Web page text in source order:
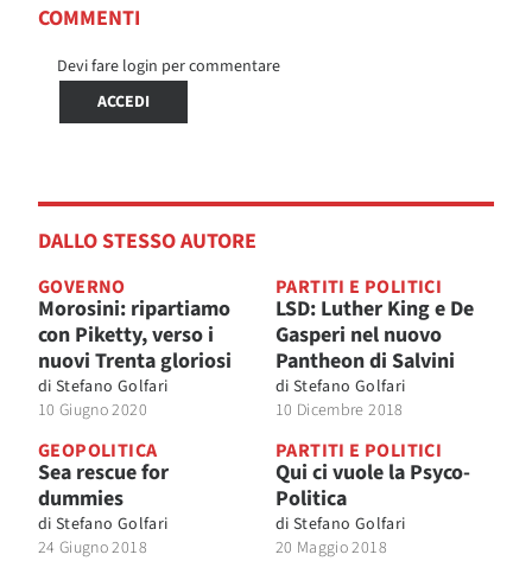
COMMENTI
Devi fare login per commentare
ACCEDI
DALLO STESSO AUTORE
GOVERNO
Morosini: ripartiamo
con Piketty, verso i
nuovi Trenta gloriosi
di Stefano Golfari
10 Giugno 2020
PARTITI E POLITICI
LSD: Luther King e De
Gasperi nel nuovo
Pantheon di Salvini
di Stefano Golfari
10 Dicembre 2018
GEOPOLITICA
Sea rescue for
dummies
di Stefano Golfari
24 Giugno 2018
PARTITI E POLITICI
Qui ci vuole la Psyco-
Politica
di Stefano Golfari
20 Maggio 2018